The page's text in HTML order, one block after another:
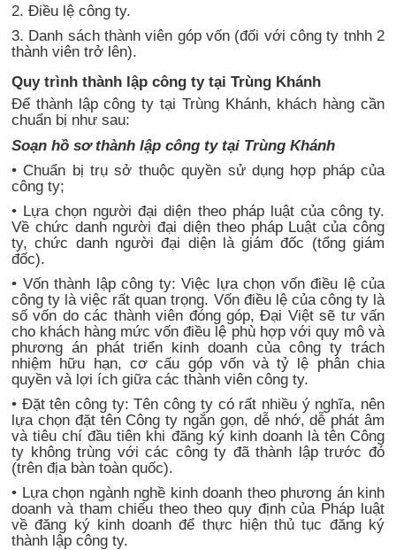
2. Điều lệ công ty.
3. Danh sách thành viên góp vốn (đối với công ty tnhh 2
thành viên trở lên).
Quy trình thành lập công ty tại Trùng Khánh
Để thành lập công ty tại Trùng Khánh, khách hàng cần
chuẩn bị như sau:
Soạn hồ sơ thành lập công ty tại Trùng Khánh
• Chuẩn bị trụ sở thuộc quyền sử dụng hợp pháp của
công ty;
• Lựa chọn người đại diện theo pháp luật của công ty.
Về chức danh người đại diện theo pháp Luật của công
ty, chức danh người đại diện là giám đốc (tổng giám
đốc).
• Vốn thành lập công ty: Việc lựa chọn vốn điều lệ của
công ty là việc rất quan trọng. Vốn điều lệ của công ty là
số vốn do các thành viên đóng góp, Đại Việt sẽ tư vấn
cho khách hàng mức vốn điều lệ phù hợp với quy mô và
phương án phát triển kinh doanh của công ty trách
nhiệm hữu hạn, cơ cấu góp vốn và tỷ lệ phân chia
quyền và lợi ích giữa các thành viên công ty.
• Đặt tên công ty: Tên công ty có rất nhiều ý nghĩa, nên
lựa chọn đặt tên Công ty ngắn gọn, dễ nhớ, dễ phát âm
và tiêu chí đầu tiên khi đăng ký kinh doanh là tên Công
ty không trùng với các công ty đã thành lập trước đó
(trên địa bàn toàn quốc).
• Lựa chọn ngành nghề kinh doanh theo phương án kinh
doanh và tham chiếu theo theo quy định của Pháp luật
về đăng ký kinh doanh để thực hiện thủ tục đăng ký
thành lập công ty.